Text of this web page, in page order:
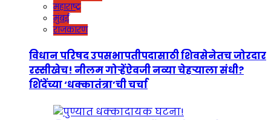
महाराष्ट्र
मुंबई
राजकारण
विधान परिषद उपसभापतीपदासाठी शिवसेनेतच जोरदार
रस्सीखेच! नीलम गोऱ्हेंऐवजी नव्या चेहऱ्याला संधी?
शिंदेंच्या ‘धक्कातंत्रा’ची चर्चा